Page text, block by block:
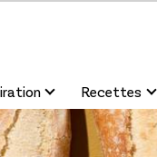
Recettes